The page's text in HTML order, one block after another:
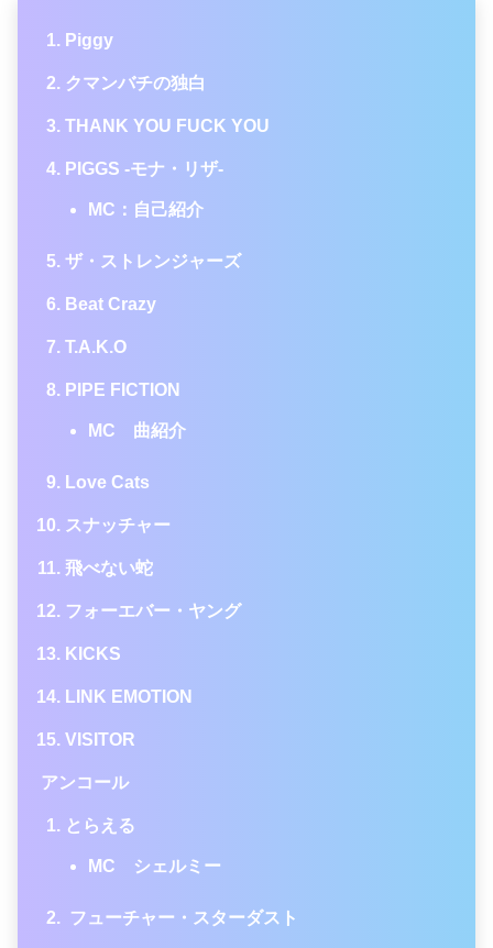
Piggy
クマンバチの独白
THANK YOU FUCK YOU
PIGGS -モナ・リザ-
MC：自己紹介
ザ・ストレンジャーズ
Beat Crazy
T.A.K.O
PIPE FICTION
MC 曲紹介
Love Cats
スナッチャー
飛べない蛇
フォーエバー・ヤング
KICKS
LINK EMOTION
VISITOR
アンコール
とらえる
MC シェルミー
フューチャー・スターダスト